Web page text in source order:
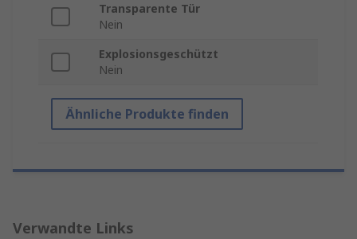
Transparente Tür
Nein
Explosionsgeschützt
Nein
Ähnliche Produkte finden
Verwandte Links